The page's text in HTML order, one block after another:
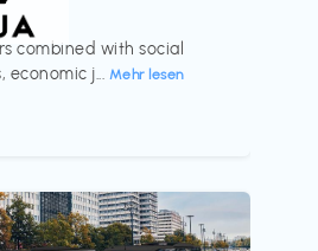
combined with social
economic j... Mehr lesen